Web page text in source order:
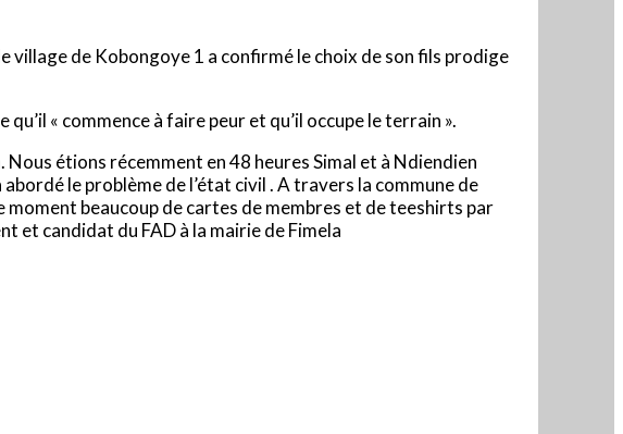
village de Kobongoye 1 a confirmé le choix de son fils prodige
« commence à faire peur et qu’il occupe le terrain ».
étions récemment en 48 heures Simal et à Ndiendien
le problème de l’état civil . A travers la commune de
moment beaucoup de cartes de membres et de teeshirts par
et candidat du FAD à la mairie de Fimela